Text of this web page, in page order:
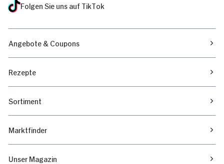
Folgen Sie uns auf TikTok
Angebote & Coupons
Rezepte
Sortiment
Marktfinder
Unser Magazin